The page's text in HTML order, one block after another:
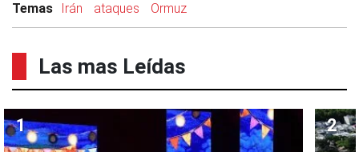
Temas Irán ataques Ormuz
Las mas Leídas